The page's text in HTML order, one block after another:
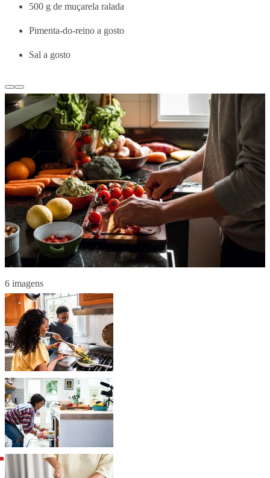
500 g de muçarela ralada
Pimenta-do-reino a gosto
Sal a gosto
6 imagens